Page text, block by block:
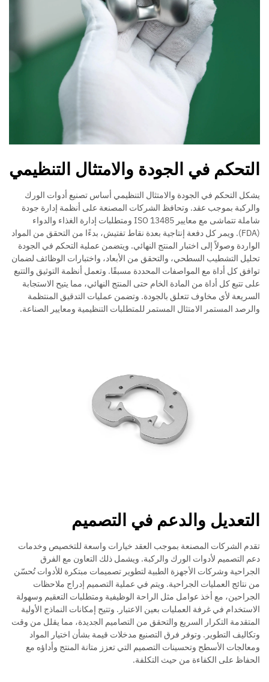
التحكم في الجودة والامتثال التنظيمي
يشكل التحكم في الجودة والامتثال التنظيمي أساس تصنيع أدوات الورك
والركبة بموجب عقد. وتحافظ الشركات المصنعة على أنظمة إدارة جودة
شاملة تتماشى مع معايير ISO 13485 ومتطلبات إدارة الغذاء والدواء
(FDA). ويمر كل دفعة إنتاجية بعدة نقاط تفتيش، بدءًا من التحقق من المواد
الواردة وصولاً إلى اختبار المنتج النهائي. ويتضمن عملية التحكم في الجودة
تحليل التشطيب السطحي، والتحقق من الأبعاد، واختبارات الوظائف لضمان
توافق كل أداة مع المواصفات المحددة مسبقًا. وتعمل أنظمة التوثيق والتتبع
على تتبع كل أداة من المادة الخام حتى المنتج النهائي، مما يتيح الاستجابة
السريعة لأي مخاوف تتعلق بالجودة. وتضمن عمليات التدقيق المنتظمة
والرصد المستمر الامتثال المستمر للمتطلبات التنظيمية ومعايير الصناعة.
التعديل والدعم في التصميم
تقدم الشركات المصنعة بموجب العقد خيارات واسعة للتخصيص وخدمات
دعم التصميم لأدوات الورك والركبة. ويشمل ذلك التعاون مع الفرق
الجراحية وشركات الأجهزة الطبية لتطوير تصميمات مبتكرة للأدوات تُحسّن
من نتائج العمليات الجراحية. ويتم في عملية التصميم إدراج ملاحظات
الجراحين، مع أخذ عوامل مثل الراحة الوظيفية ومتطلبات التعقيم وسهولة
الاستخدام في غرفة العمليات بعين الاعتبار. وتتيح إمكانات النماذج الأولية
المتقدمة التكرار السريع والتحقق من التصاميم الجديدة، مما يقلل من وقت
وتكاليف التطوير. وتوفر فرق التصنيع مدخلات قيمة بشأن اختيار المواد
ومعالجات الأسطح وتحسينات التصميم التي تعزز متانة المنتج وأداؤه مع
الحفاظ على الكفاءة من حيث التكلفة.